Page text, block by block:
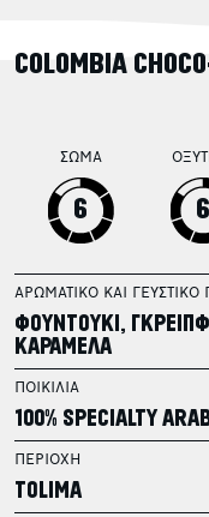
COLOMBIA
ΣΩΜΑ
6 6
ΑΡΩΜΑΤΙΚΟ ΚΑΙ ΓΕΥΣΤΙΚΟ
ΦΟΥΝΤΟΥΚΙ,
ΚΑΡΑΜΕΛΑ
ΠΟΙΚΙΛΙΑ
100% SPECIALTY
ΠΕΡΙΟΧΗ
TOLIMA